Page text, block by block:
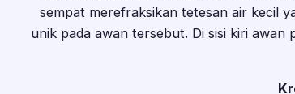
sempat merefraksikan tetesan air kecil
unik pada awan tersebut. Di sisi kiri awan